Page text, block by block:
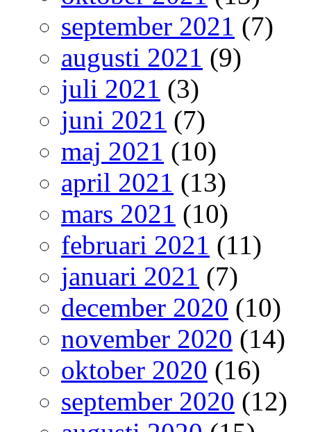
september 2021 (7)
augusti 2021 (9)
juli 2021 (3)
juni 2021 (7)
maj 2021 (10)
april 2021 (13)
mars 2021 (10)
februari 2021 (11)
januari 2021 (7)
december 2020 (10)
november 2020 (14)
oktober 2020 (16)
september 2020 (12)